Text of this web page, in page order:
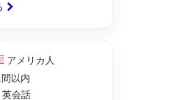
アメリカ 人
以内
英会話